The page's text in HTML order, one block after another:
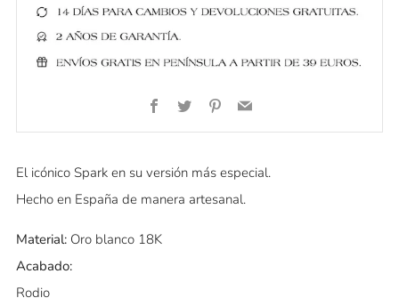
Facebook
Twitter Pinterest
Email
El icónico Spark en su versión más especial.
Hecho en España de manera artesanal.
Material: Oro blanco 18K
Acabado:
Rodio